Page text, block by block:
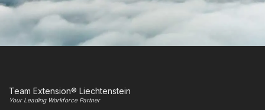
Team Extension® Liechtenstein
Your Leading Workforce Partner